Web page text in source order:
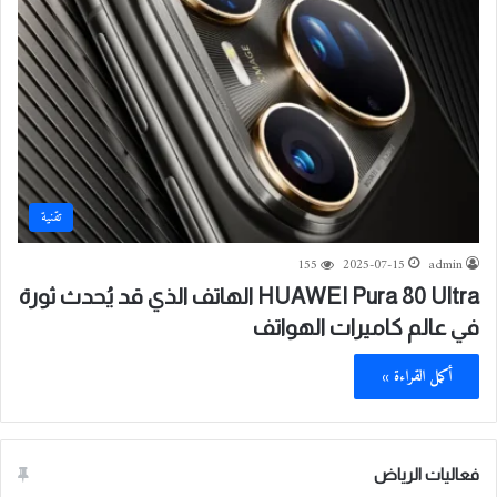
تقنية
admin
2025-07-15
155
HUAWEI Pura 80 Ultra الهاتف الذي قد يُحدث ثورة
في عالم كاميرات الهواتف
أكمل القراءة »
فعاليات الرياض